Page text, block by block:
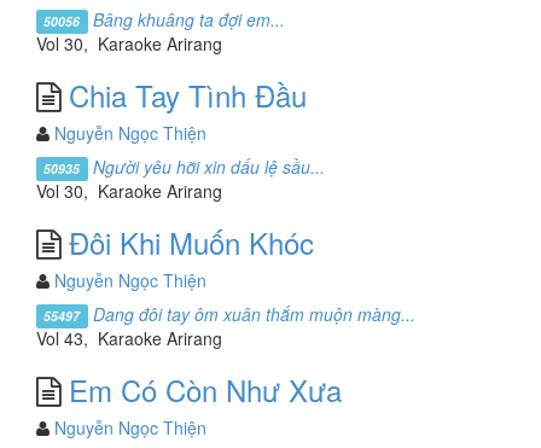
50056 Bâng khuâng ta đợi em...
Vol 30, Karaoke Arirang
Chia Tay Tình Đầu
Nguyễn Ngọc Thiện
50935 Người yêu hỡi xin dấu lệ sầu...
Vol 30, Karaoke Arirang
Đôi Khi Muốn Khóc
Nguyễn Ngọc Thiện
55497 Dang đôi tay ôm xuân thắm muộn màng...
Vol 43, Karaoke Arirang
Em Có Còn Như Xưa
Nguyễn Ngọc Thiện